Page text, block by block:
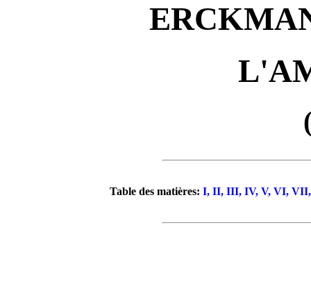
Table des matières: I, II, III, IV, V, VI, VII,